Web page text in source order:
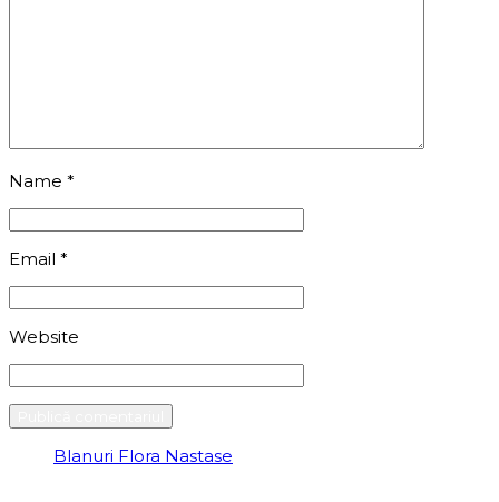
Name *
Email *
Website
Blanuri Flora Nastase